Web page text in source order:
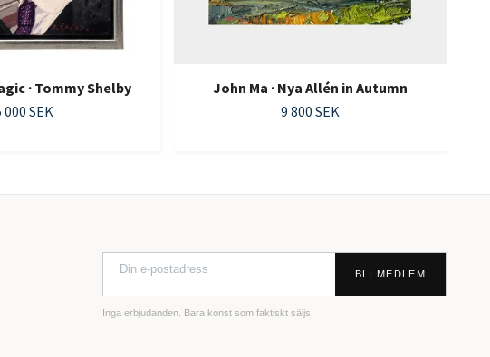
· Tommy Shelby
000 SEK
John Ma · Nya Allén in Autumn
9 800 SEK
BLI MEDLEM
Inga erbjudanden. Bara konst som faktiskt säljs.